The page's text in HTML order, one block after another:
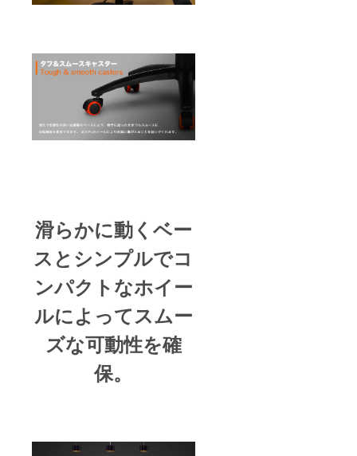
滑らかに動くベー
スとシンプルでコ
ンパクトなホイー
ルによってスムー
ズな可動性を確
保。